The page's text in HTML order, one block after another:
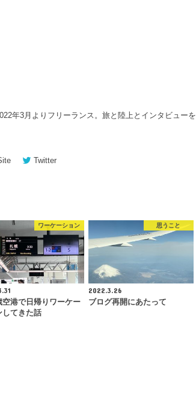
年3月よりフリーランス。旅と陸上とインタビューを
Twitter
ワーケーション
空港で日帰りワーケー
してきた話
思うこと
2022.3.26
ブログ再開にあたって